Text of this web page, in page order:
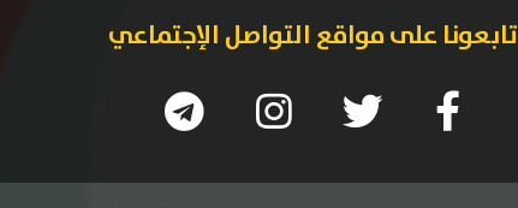
تابعونا على مواقع التواصل الإجتماعي